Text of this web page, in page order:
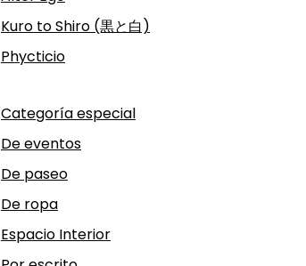
Kuro to Shiro (黒と白)
Phycticio
Categoría especial
De eventos
De paseo
De ropa
Espacio Interior